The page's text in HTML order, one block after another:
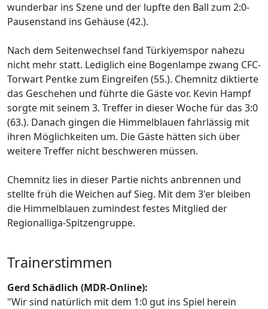
wunderbar ins Szene und der lupfte den Ball zum 2:0-
Pausenstand ins Gehäuse (42.).
Nach dem Seitenwechsel fand Türkiyemspor nahezu
nicht mehr statt. Lediglich eine Bogenlampe zwang CFC-
Torwart Pentke zum Eingreifen (55.). Chemnitz diktierte
das Geschehen und führte die Gäste vor. Kevin Hampf
sorgte mit seinem 3. Treffer in dieser Woche für das 3:0
(63.). Danach gingen die Himmelblauen fahrlässig mit
ihren Möglichkeiten um. Die Gäste hätten sich über
weitere Treffer nicht beschweren müssen.
Chemnitz lies in dieser Partie nichts anbrennen und
stellte früh die Weichen auf Sieg. Mit dem 3'er bleiben
die Himmelblauen zumindest festes Mitglied der
Regionalliga-Spitzengruppe.
Trainerstimmen
Gerd Schädlich (MDR-Online):
"Wir sind natürlich mit dem 1:0 gut ins Spiel herein